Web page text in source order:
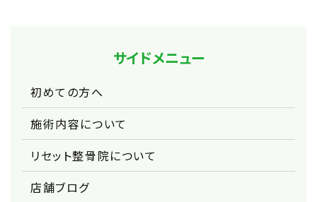
サイドメニュー
初めての方へ
施術内容について
リセット整骨院について
店舗ブログ